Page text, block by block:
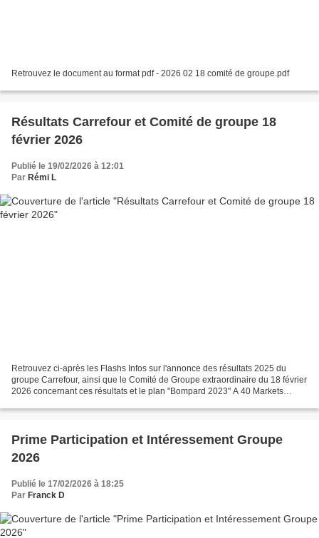
Retrouvez le document au format pdf - 2026 02 18 comité de groupe.pdf
Résultats Carrefour et Comité de groupe 18
février 2026
Publié le 19/02/2026 à 12:01
Par Rémi L
Retrouvez ci-après les Flashs Infos sur l'annonce des résultats 2025 du
groupe Carrefour, ainsi que le Comité de Groupe extraordinaire du 18 février
2026 concernant ces résultats et le plan "Bompard 2023" A 40 Markets
Prime Participation et Intéressement Groupe
2026
Publié le 17/02/2026 à 18:25
Par Franck D